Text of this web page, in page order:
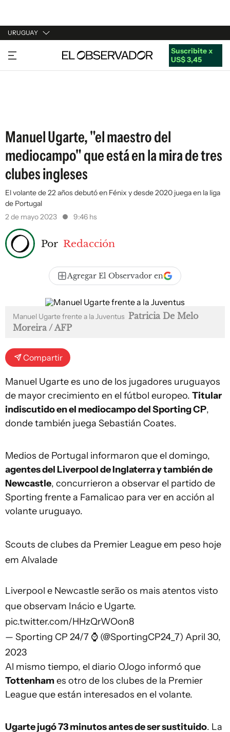
URUGUAY
URUGUAY
ARGENTINA
Suscribite x
US$ 3,45
Manuel Ugarte, "el maestro del
mediocampo" que está en la mira de tres
clubes ingleses
El volante de 22 años debutó en Fénix y desde 2020 juega en la liga
de Portugal
2 de mayo 2023
9:46 hs
Por Redacción
Agregar El Observador en
Manuel Ugarte frente a la Juventus Patricia De Melo
Moreira / AFP
Compartir
Manuel Ugarte es uno de los jugadores uruguayos
de mayor crecimiento en el fútbol europeo. Titular
indiscutido en el mediocampo del Sporting CP,
donde también juega Sebastián Coates.
Medios de Portugal informaron que el domingo,
agentes del Liverpool de Inglaterra y también de
Newcastle, concurrieron a observar el partido de
Sporting frente a Famalicao para ver en acción al
volante uruguayo.
Scouts de clubes da Premier League em peso hoje
em Alvalade
Liverpool e Newcastle serão os mais atentos visto
que observam Inácio e Ugarte.
pic.twitter.com/HHzQrWOon8
— Sporting CP 24/7 ⌚️ (@SportingCP24_7) April 30,
2023
Al mismo tiempo, el diario OJogo informó que
Tottenhames otro de los clubes de la Premier
League que están interesados en el volante.
Ugarte jugó 73 minutos antes de ser sustituido. La